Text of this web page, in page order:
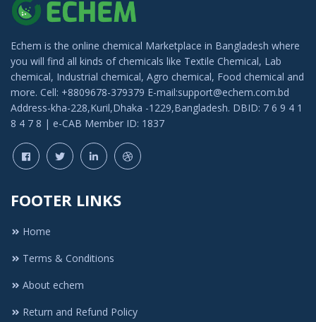
Echem is the online chemical Marketplace in Bangladesh where
you will find all kinds of chemicals like Textile Chemical, Lab
chemical, Industrial chemical, Agro chemical, Food chemical and
more. Cell: +8809678-379379 E-mail:support@echem.com.bd
Address-kha-228,Kuril,Dhaka -1229,Bangladesh. DBID: 7 6 9 4 1
8 4 7 8 | e-CAB Member ID: 1837
FOOTER LINKS
Home
Terms & Conditions
About echem
Return and Refund Policy